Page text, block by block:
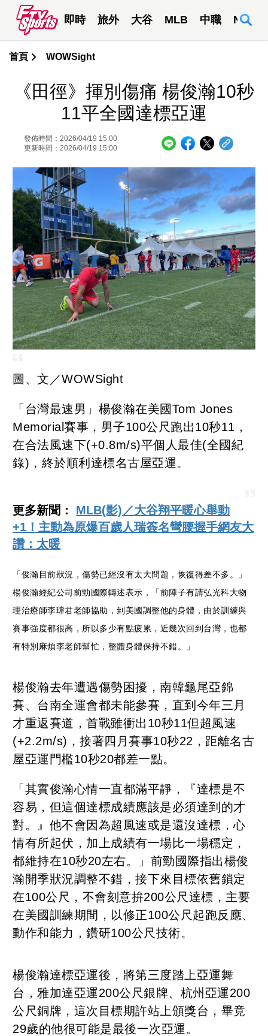
即時 旅外 大谷 MLB 中職 NBA
首頁 WOWSight
《田徑》揮別傷痛 楊俊瀚10秒
11平全國達標亞運
發佈時間：2026/04/19 15:00
更新時間：2026/04/19 15:00
圖、文／WOWSight
「台灣最速男」楊俊瀚在美國Tom Jones
Memorial賽事，男子100公尺跑出10秒11，
在合法風速下(+0.8m/s)平個人最佳(全國紀
錄)，終於順利達標名古屋亞運。
更多新聞： MLB(影)／大谷翔平暖心舉動
+1！主動為原爆百歲人瑞簽名彎腰握手網友大
讚：太暖
「俊瀚目前狀況，傷勢已經沒有太大問題，恢復得差不多。」
楊俊瀚經紀公司前勁國際轉述表示，「前陣子有請弘光科大物
理治療師李瑋君老師協助，到美國調整他的身體，由於訓練與
賽事強度都很高，所以多少有點疲累，近幾次回到台灣，也都
有特別麻煩李老師幫忙，整體身體保持不錯。」
楊俊瀚去年遭遇傷勢困擾，南韓龜尾亞錦
賽、台南全運會都未能參賽，直到今年三月
才重返賽道，首戰雖衝出 10秒11但超風速
(+2.2m/s) ，接著四月賽事10秒22 ，距離名古
屋亞運門檻10秒20都差一點。
「其實俊瀚心情一直都滿平靜，『達標是不
容易，但這個達標成績應該是必須達到的才
對。』他不會因為超風速或是還沒達標，心
情有所起伏，加上成績有一場比一場穩定，
都維持在10秒20左右。」前勁國際指出楊俊
瀚開季狀況調整不錯，接下來目標依舊鎖定
在100公尺，不會刻意拚200公尺達標，主要
在美國訓練期間，以修正100公尺起跑反應、
動作和能力，鑽研100公尺技術。
楊俊瀚達標亞運後，將第三度踏上亞運舞
台，雅加達亞運200公尺銀牌、杭州亞運200
公尺銅牌，這次目標期許站上頒獎台，畢竟
29歲的他很可能是最後一次亞運。